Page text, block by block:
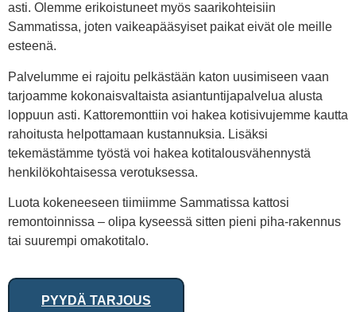
asti. Olemme erikoistuneet myös saarikohteisiin
Sammatissa, joten vaikeapääsyiset paikat eivät ole meille
esteenä.
Palvelumme ei rajoitu pelkästään katon uusimiseen vaan
tarjoamme kokonaisvaltaista asiantuntijapalvelua alusta
loppuun asti. Kattoremonttiin voi hakea kotisivujemme kautta
rahoitusta helpottamaan kustannuksia. Lisäksi
tekemästämme työstä voi hakea kotitalousvähennystä
henkilökohtaisessa verotuksessa.
Luota kokeneeseen tiimiimme Sammatissa kattosi
remontoinnissa – olipa kyseessä sitten pieni piha-rakennus
tai suurempi omakotitalo.
PYYDÄ TARJOUS